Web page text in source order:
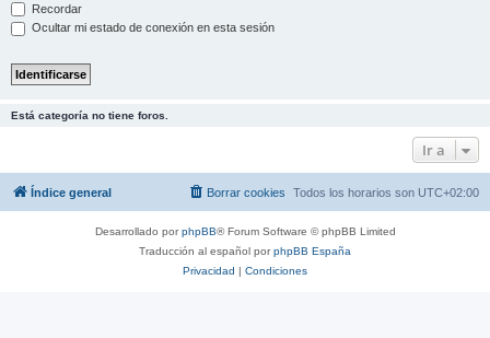
Recordar
Ocultar mi estado de conexión en esta sesión
Está categoría no tiene foros.
Ir a
Índice general Todos los horarios son UTC+02:00
Borrar cookies
Desarrollado porphpBB® Forum Software © phpBB Limited
Traducción al español porphpBB España
Privacidad | Condiciones